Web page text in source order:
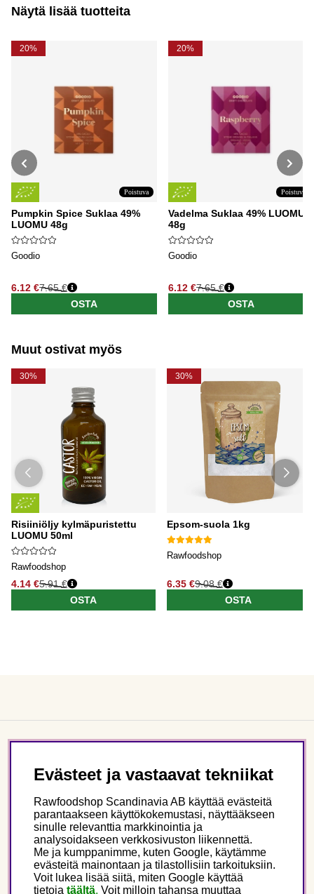
Näytä lisää tuotteita
20%
Poistuva
Pumpkin Spice Suklaa 49%
LUOMU 48g
Goodio
6.12 €
Normaali hinta
7.65 €
OSTA
20%
Poistuva
Vadelma Suklaa 49% LUOMU
48g
Goodio
6.12 €
Normaali hinta
7.65 €
OSTA
Muut ostivat myös
30%
Risiiniöljy kylmäpuristettu
LUOMU 50ml
Rawfoodshop
4.14 €5.91 €
OSTA
30%
Epsom-suola 1kg
Rawfoodshop
6.35 €9.08 €
OSTA
Seuraa meitä
Tämä on Rawfoodshop
Evästeet ja vastaavat tekniikat
Rawfoodshop Scandinavia AB käyttää evästeitä
parantaakseen käyttökokemustasi, näyttääkseen
sinulle relevanttia markkinointia ja
analysoidakseen verkkosivuston liikennettä.
Me ja kumppanimme, kuten Google, käytämme
evästeitä mainontaan ja tilastollisiin tarkoituksiin.
Voit lukea lisää siitä, miten Google käyttää
tietoja täältä. Voit milloin tahansa muuttaa